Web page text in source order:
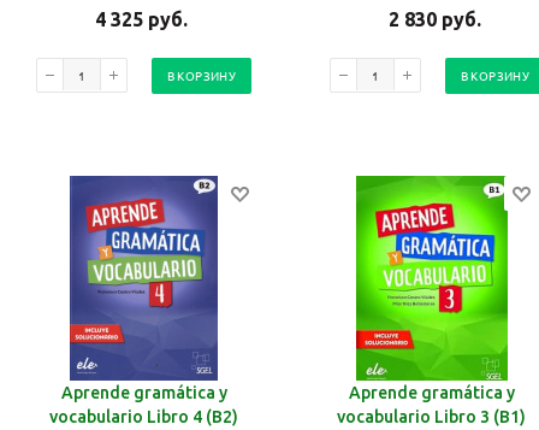
4 325 руб.
В КОРЗИНУ
2 830 руб.
В КОРЗИНУ
Aprende gramática y
vocabulario Libro 4 (B2)
Aprende gramática y
vocabulario Libro 3 (B1)